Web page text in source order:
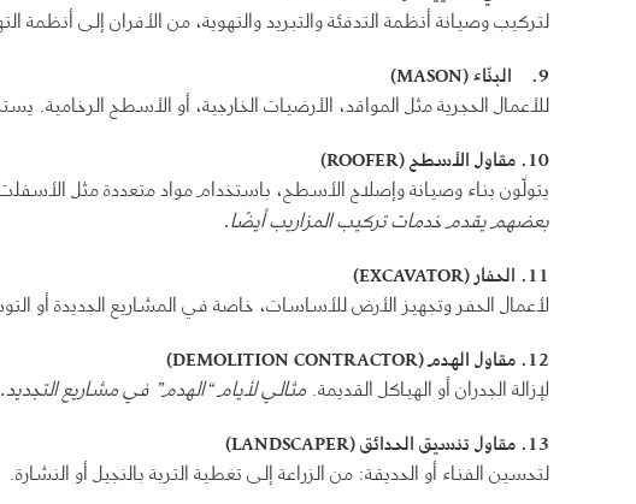
لتركيب وصيانة أنظمة التدفئة والتبريد والتهوية، من الأفران إلى أنظمة
9.
البنّاء(MASON)
للأعمال الحجرية مثل المواقد، الأرضيات الخارجية، أو الأسطح الرخامية.
10. مقاول الأسطح(ROOFER)
يتولّون بناء وصيانة وإصلاح الأسطح، باستخدام مواد متعددة مثل
بعضهم يقدم خدمات تركيب المزاريب أيضًا.
11. الحفار(EXCAVATOR)
لأعمال الحفر وتجهيز الأرض للأساسات، خاصة في المشاريع الجديدة أو
12. مقاول الهدم(DEMOLITION CONTRACTOR)
لإزالة الجدران أو الهياكل القديمة.مثالي لأيام “الهدم” في مشاريع التجديد.
13. مقاول تنسيق الحدائق(LANDSCAPER)
لتحسين الفناء أو الحديقة: من الزراعة إلى تغطية التربة بالنجيل أو النشارة.